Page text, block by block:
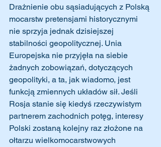
Drażnienie obu sąsiadujących z Polską
mocarstw pretensjami historycznymi
nie sprzyja jednak dzisiejszej
stabilności geopolitycznej. Unia
Europejska nie przyjęła na siebie
żadnych zobowiązań, dotyczących
geopolityki, a ta, jak wiadomo, jest
funkcją zmiennych układów sił. Jeśli
Rosja stanie się kiedyś rzeczywistym
partnerem zachodnich potęg, interesy
Polski zostaną kolejny raz złożone na
ołtarzu wielkomocarstwowych